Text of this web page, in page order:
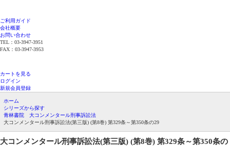
ご利用ガイド
会社概要
お問い合わせ
TEL：03-3947-3951
FAX：03-3947-3953
カートを見る
ログイン
新規会員登録
ホーム
シリーズから探す
青林書院 大コンメンタール刑事訴訟法
大コンメンタール刑事訴訟法(第三版) (第8巻) 第329条～第350条の29
大コンメンタール刑事訴訟法(第三版) (第8巻) 第329条～第350条の